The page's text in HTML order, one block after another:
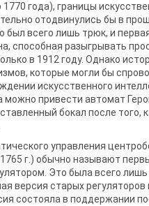
года), границы
отодвинулись бы в
был всего лишь трюк, и
способная разыгрывать
в 1912 году. Однако
которые могли бы
искусственного
можно привести автомат
бокал после того,
управления
г.) обычно называют
Это была всего лишь
версия старых регуляторов
состояла в поддержании